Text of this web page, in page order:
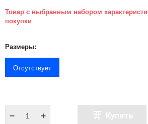
Товар с выбранным набором
покупки
Размеры:
Отсутствует
Купить